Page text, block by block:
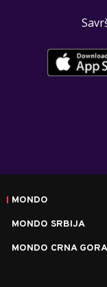
MONDO
MONDO SRBIJA
MONDO CRNA GORA